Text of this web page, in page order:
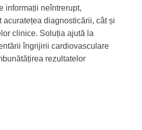
informații neîntrerupt,
acuratețea diagnosticării, cât și
clinice. Soluția ajută la
îngrijirii cardiovasculare
rezultatelor